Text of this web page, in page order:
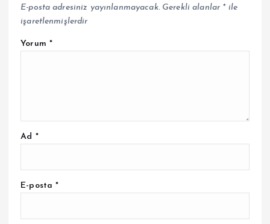
E-posta adresiniz yayınlanmayacak. Gerekli alanlar *ile
işaretlenmişlerdir
Yorum *
Ad *
E-posta*